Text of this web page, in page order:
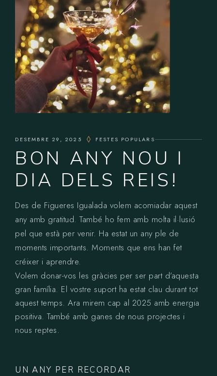
DESEMBRE 29, 2025 FESTES POPULARS
BON ANY NOU I
DIA DELS REIS!
Des de Figueres Igualada volem acomiadar aquest
any amb gratitud. També ho fem amb molta il·lusió
pel que està per venir. Ha estat un any ple de
moments importants. Moments que ens han fet
créixer i aprendre.
Volem donar-vos les gràcies per ser part d’aquesta
gran família. El vostre suport ha estat clau durant tot
aquest temps. Ara mirem cap al 2025 amb energia
positiva. També amb ganes de nous projectes i
nous reptes.
UN ANY PER RECORDAR